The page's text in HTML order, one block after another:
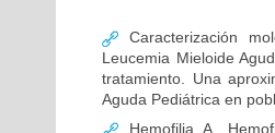
Caracterización
Leucemia Mieloide
tratamiento. Una
Aguda Pediátrica en
Hemofilia A,